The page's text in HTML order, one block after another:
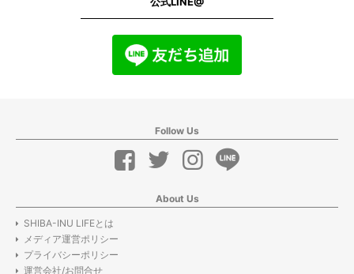
Follow Us
About Us
SHIBA-INU LIFEとは
メディア運営ポリシー
プライバシーポリシー
運営会社/お問合せ